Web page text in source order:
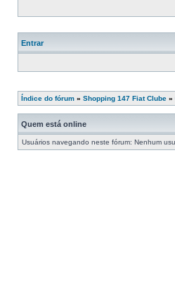
Entrar
Índice do fórum » Shopping 147 Fiat Clube »
Quem está online
Usuários navegando neste fórum: Nenhum